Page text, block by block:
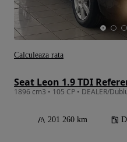
Seat Leon 1.9 TDI
201 260 km
Calculeaza rata